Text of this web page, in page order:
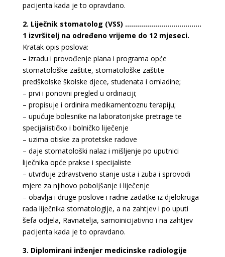
pacijenta kada je to opravdano.
2. Liječnik stomatolog (VSS) ………………………………..
1 izvršitelj na određeno vrijeme do 12 mjeseci.
Kratak opis poslova:
– izradu i provođenje plana i programa opće
stomatološke zaštite, stomatološke zaštite
predškolske školske djece, studenata i omladine;
– prvi i ponovni pregled u ordinaciji;
– propisuje i ordinira medikamentoznu terapiju;
– upućuje bolesnike na laboratorijske pretrage te
specijalističko i bolničko liječenje
– uzima otiske za protetske radove
– daje stomatološki nalaz i mišljenje po uputnici
liječnika opće prakse i specijaliste
– utvrđuje zdravstveno stanje usta i zuba i sprovodi
mjere za njihovo poboljšanje i liječenje
– obavlja i druge poslove i radne zadatke iz djelokruga
rada liječnika stomatologije, a na zahtjev i po uputi
šefa odjela, Ravnatelja, samoinicijativno i na zahtjev
pacijenta kada je to opravdano.
3. Diplomirani inženjer medicinske radiologije